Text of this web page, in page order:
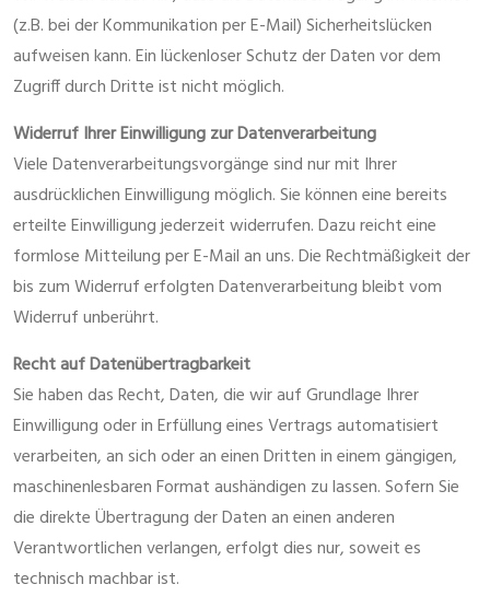
(z.B. bei der Kommunikation per E-Mail) Sicherheitslücken
aufweisen kann. Ein lückenloser Schutz der Daten vor dem
Zugriff durch Dritte ist nicht möglich.
Widerruf Ihrer Einwilligung zur Datenverarbeitung
Viele Datenverarbeitungsvorgänge sind nur mit Ihrer
ausdrücklichen Einwilligung möglich. Sie können eine bereits
erteilte Einwilligung jederzeit widerrufen. Dazu reicht eine
formlose Mitteilung per E-Mail an uns. Die Rechtmäßigkeit der
bis zum Widerruf erfolgten Datenverarbeitung bleibt vom
Widerruf unberührt.
Recht auf Datenübertragbarkeit
Sie haben das Recht, Daten, die wir auf Grundlage Ihrer
Einwilligung oder in Erfüllung eines Vertrags automatisiert
verarbeiten, an sich oder an einen Dritten in einem gängigen,
maschinenlesbaren Format aushändigen zu lassen. Sofern Sie
die direkte Übertragung der Daten an einen anderen
Verantwortlichen verlangen, erfolgt dies nur, soweit es
technisch machbar ist.